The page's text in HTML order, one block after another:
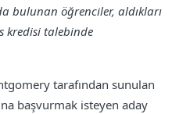
bulunan öğrenciler, aldıkları
kredisi talebinde
tarafından sunulan
başvurmak isteyen aday